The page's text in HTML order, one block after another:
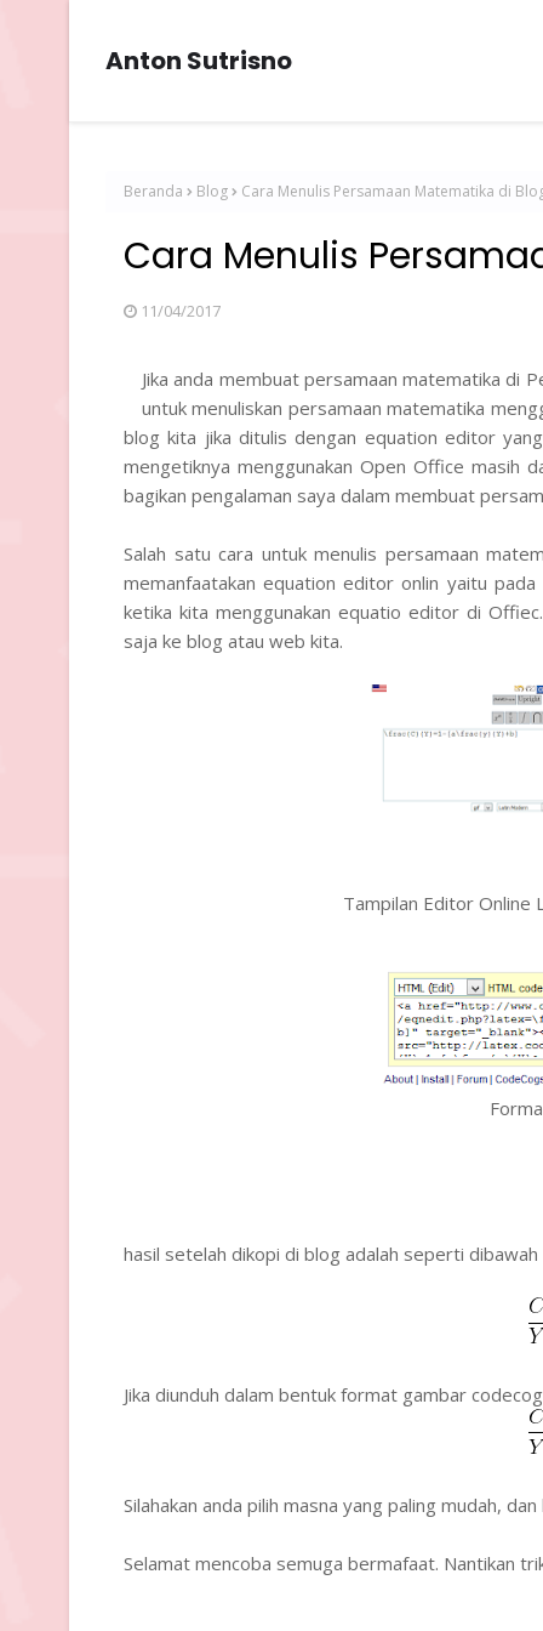
Anton Sutrisno
Beranda Blog Cara Menulis Persamaan Matematika di
Cara Menulis
11/04/2017
Jika anda membuat persamaan matematika di
untuk menuliskan persamaan matematika
blog kita jika ditulis dengan equation editor
mengetiknya menggunakan Open Office masih
bagikan pengalaman saya dalam membuat
Salah satu cara untuk menulis persamaan
memanfaatakan equation editor onlin yaitu
ketika kita menggunakan equatio editor di
saja ke blog atau web kita.
Tampilan Editor Online
hasil setelah dikopi di blog adalah seperti dibawah
Jika diunduh dalam bentuk format gambar
Silahakan anda pilih masna yang paling mudah,
Selamat mencoba semuga bermafaat. Nantikan